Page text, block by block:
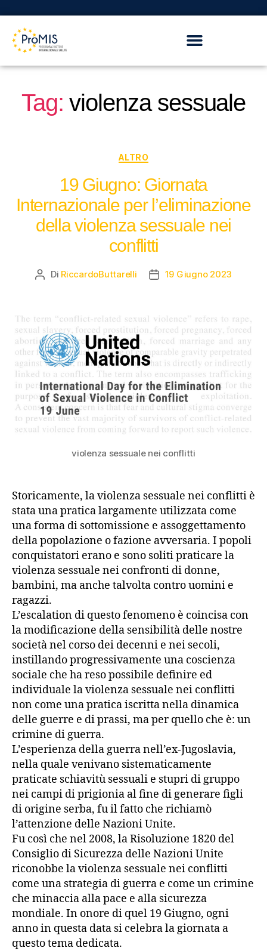
Tag: violenza sessuale
ALTRO
19 Giugno: Giornata
Internazionale per l’eliminazione
della violenza sessuale nei
conflitti
Di RiccardoButtarelli 19 Giugno 2023
violenza sessuale nei conflitti
Storicamente, la violenza sessuale nei conflitti è
stata una pratica largamente utilizzata come
una forma di sottomissione e assoggettamento
della popolazione o fazione avversaria. I popoli
conquistatori erano e sono soliti praticare la
violenza sessuale nei confronti di donne,
bambini, ma anche talvolta contro uomini e
ragazzi.
L’escalation di questo fenomeno è coincisa con
la modificazione della sensibilità delle nostre
società nel corso dei decenni e nei secoli,
instillando progressivamente una coscienza
sociale che ha reso possibile definire ed
individuale la violenza sessuale nei conflitti
non come una pratica iscritta nella dinamica
delle guerre e di prassi, ma per quello che è: un
crimine di guerra.
L’esperienza della guerra nell’ex-Jugoslavia,
nella quale venivano sistematicamente
praticate schiavitù sessuali e stupri di gruppo
nei campi di prigionia al fine di generare figli
di origine serba, fu il fatto che richiamò
l’attenzione delle Nazioni Unite.
Fu così che nel 2008, la Risoluzione 1820 del
Consiglio di Sicurezza delle Nazioni Unite
riconobbe la violenza sessuale nei conflitti
come una strategia di guerra e come un crimine
che minaccia alla pace e alla sicurezza
mondiale. In onore di quel 19 Giugno, ogni
anno in questa data si celebra la giornata a
questo tema dedicata.